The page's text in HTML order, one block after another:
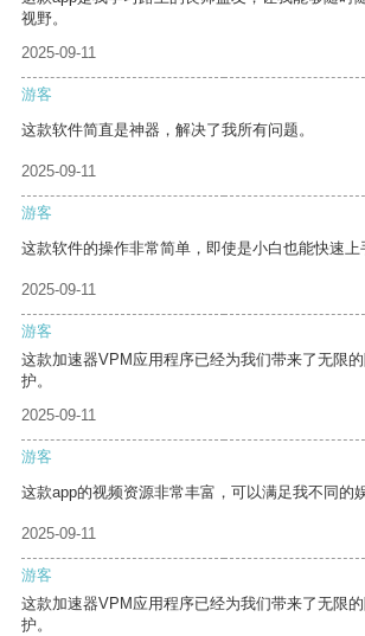
视野。
2025-09-11
游客
这款软件简直是神器，解决了我所有问题。
2025-09-11
游客
这款软件的操作非常简单，即使是小白也能快速上
2025-09-11
游客
这款加速器VPM应用程序已经为我们带来了无限
护。
2025-09-11
游客
这款app的视频资源非常丰富，可以满足我不同的
2025-09-11
游客
这款加速器VPM应用程序已经为我们带来了无限
护。